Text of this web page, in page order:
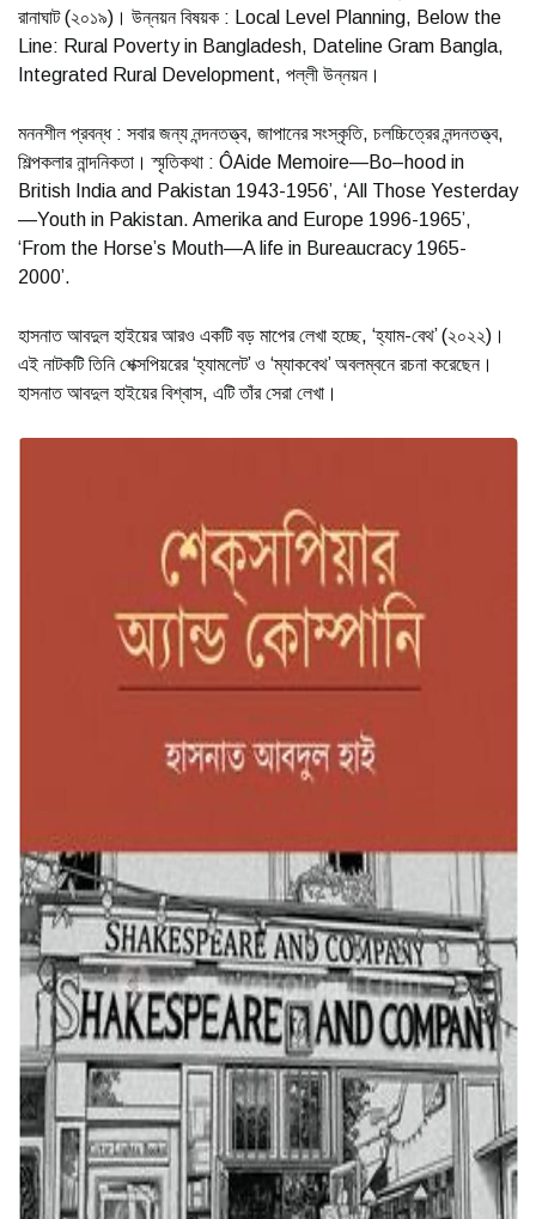
রানাঘাট (২০১৯)। উন্নয়ন বিষয়ক : Local Level Planning, Below the
Line: Rural Poverty in Bangladesh, Dateline Gram Bangla,
Integrated Rural Development, পল্লী উন্নয়ন।
মননশীল প্রবন্ধ : সবার জন্য নন্দনতত্ত্ব, জাপানের সংস্কৃতি, চলচ্চিত্রের নন্দনতত্ত্ব,
শিল্পকলার নান্দনিকতা। স্মৃতিকথা : ÔAide Memoire—Bo–hood in
British India and Pakistan 1943-1956’, ‘All Those Yesterday
—Youth in Pakistan. Amerika and Europe 1996-1965’,
‘From the Horse’s Mouth—A life in Bureaucracy 1965-
2000’.
হাসনাত আবদুল হাইয়ের আরও একটি বড় মাপের লেখা হচ্ছে, ‘হ্যাম-বেথ’ (২০২২)।
এই নাটকটি তিনি শেক্সপিয়রের ‘হ্যামলেট’ ও ‘ম্যাকবেথ’ অবলম্বনে রচনা করেছেন।
হাসনাত আবদুল হাইয়ের বিশ্বাস, এটি তাঁর সেরা লেখা।